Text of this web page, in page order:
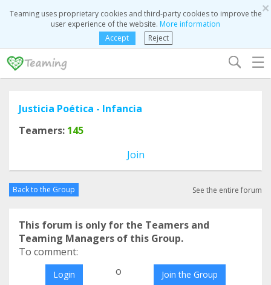
×
Teaming uses proprietary cookies and third-party cookies to improve the
user experience of the website. More information
Accept
Reject
☰
Justicia Poética - Infancia
Teamers: 145
Join
Back to the Group See the entire forum
This forum is only for the Teamers and
Teaming Managers of this Group.
To comment:
Login o Join the Group